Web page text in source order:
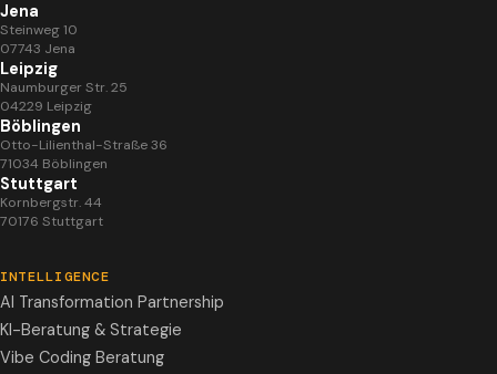
Jena
Steinweg 10
07743 Jena
Leipzig
Naumburger Str. 25
04229 Leipzig
Böblingen
Otto-Lilienthal-Straße 36
71034 Böblingen
Stuttgart
Kornbergstr. 44
70176 Stuttgart
INTELLIGENCE
AI Transformation Partnership
KI-Beratung & Strategie
Vibe Coding Beratung